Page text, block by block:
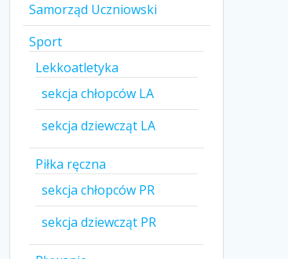
Samorząd Uczniowski
Sport
Lekkoatletyka
sekcja chłopców LA
sekcja dziewcząt LA
Piłka ręczna
sekcja chłopców PR
sekcja dziewcząt PR